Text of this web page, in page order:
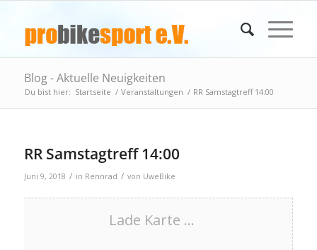
Blog - Aktuelle Neuigkeiten
Du bist hier: Startseite / Veranstaltungen / RR Samstagtreff 14:00
RR Samstagtreff 14:00
Juni 9, 2018 / in Rennrad / von UweBike
Lade Karte ...